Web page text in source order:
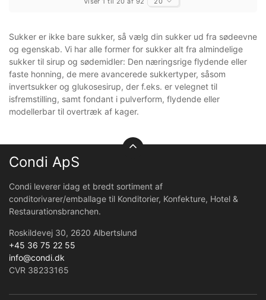
Sukker er ikke bare sukker, så vælg din sukker ud fra sødeevne
og egenskab. Vi har alle former for sukker alt fra almindelige
sukker til sirup og sødemidler: Den næringsrige flydende eller
faste honning, de mere avancerede sukkertyper, såsom
invertsukker og glukosesirup, der f.eks. er velegnet til
isfremstilling, samt fondant i pulverform, flydende eller
modellerbar til overtræk af kager.
Condi ApS
Condi leverer idag et bredt sortiment af
conditorivarer/emballage til Konditorier, Konfekture, Hotel &
Restaurationsbranchen.
Roskildevej 30, 2620 Albertslund
+45 36 75 22 55
info@condi.dk
CVR 38233165